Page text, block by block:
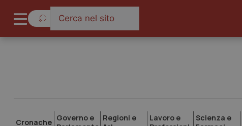
Cronache Governo e
Regioni e
Lavoro e
Scienza e